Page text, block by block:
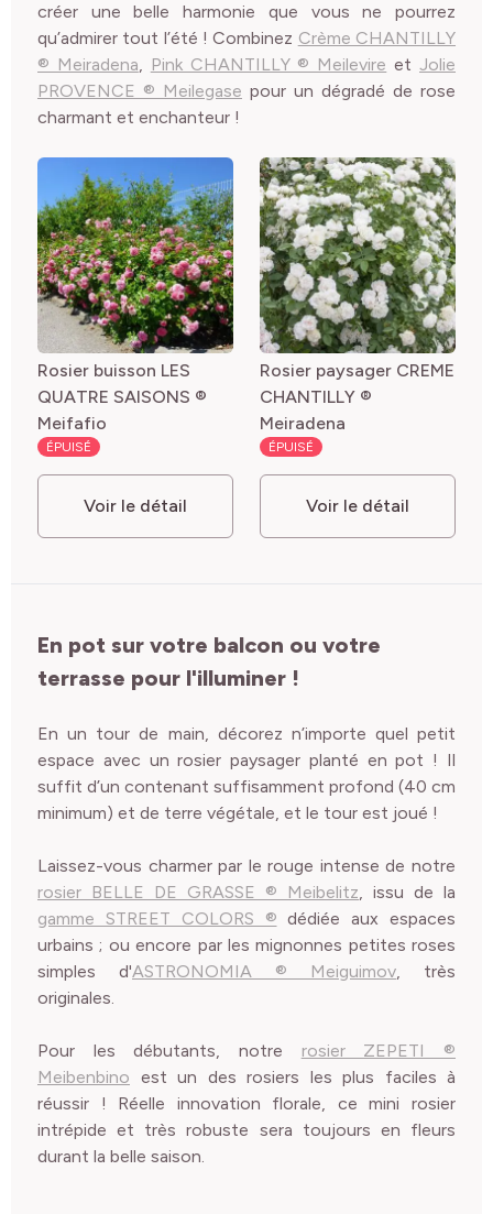
créer une belle harmonie que vous ne pourrez
qu’admirer tout l’été ! Combinez Crème CHANTILLY
® Meiradena, Pink CHANTILLY ® Meilevire etJolie
PROVENCE ® Meilegase pour un dégradé de rose
charmant et enchanteur !
Rosier buisson LES
QUATRE SAISONS ®
Meifafio
ÉPUISÉ
Voir le détail
Rosier paysager CREME
CHANTILLY ®
Meiradena
ÉPUISÉ
Voir le détail
En pot sur votre balcon ou votre
terrasse pour l'illuminer !
En un tour de main, décorez n’importe quel petit
espace avec un rosier paysager planté en pot ! Il
suffit d’un contenant suffisamment profond (40 cm
minimum) et de terre végétale, et le tour est joué !
Laissez-vous charmer par le rouge intense de notre
rosier BELLE DE GRASSE ® Meibelitz, issu de la
gamme STREET COLORS ® dédiée aux espaces
urbains ; ou encore par les mignonnes petites roses
simples d'ASTRONOMIA ® Meiguimov, très
originales.
Pour les débutants, notre rosier ZEPETI ®
Meibenbino est un des rosiers les plus faciles à
réussir ! Réelle innovation florale, ce mini rosier
intrépide et très robuste sera toujours en fleurs
durant la belle saison.